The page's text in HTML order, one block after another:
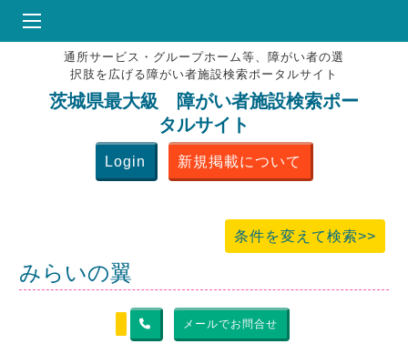
HOME
♥お気にりブックマーク
掲載会員MENU
よくある質問
通所サービス・グループホーム等、障がい者の選
択肢を広げる障がい者施設検索ポータルサイト
茨城県最大級 障がい者施設検索ポー
タルサイト
Login 新規掲載について
条件を変えて検索>>
みらいの翼
メールでお問合せ